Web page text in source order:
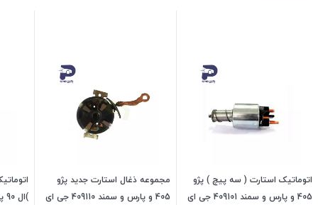
اتوماتیک استارت ( سه پیچ ) پژو
405 و پارس و سمند 409101 جی ای
مجموعه ذغال استارت جدید پژو
405 و پارس و سمند 409110 جی ای